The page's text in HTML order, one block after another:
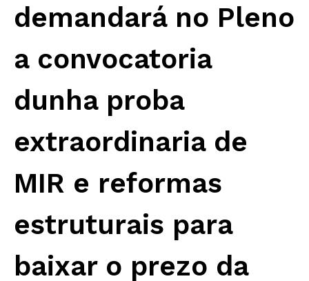
demandará no Pleno
a convocatoria
dunha proba
extraordinaria de
MIR e reformas
estruturais para
baixar o prezo da